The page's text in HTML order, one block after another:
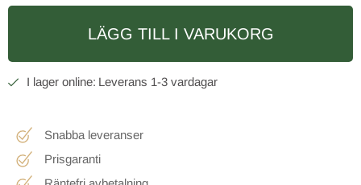
LÄGG TILL I VARUKORG
1-3 vardagar
Snabba leveranser
Prisgaranti